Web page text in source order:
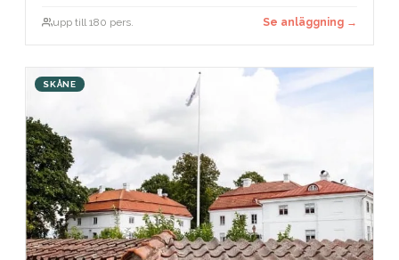
deltagare, finns det möjligheter att använda.
som passar bäst för ditt evenemang.
upp till 180 pers. Se anläggning →
SKÅNE